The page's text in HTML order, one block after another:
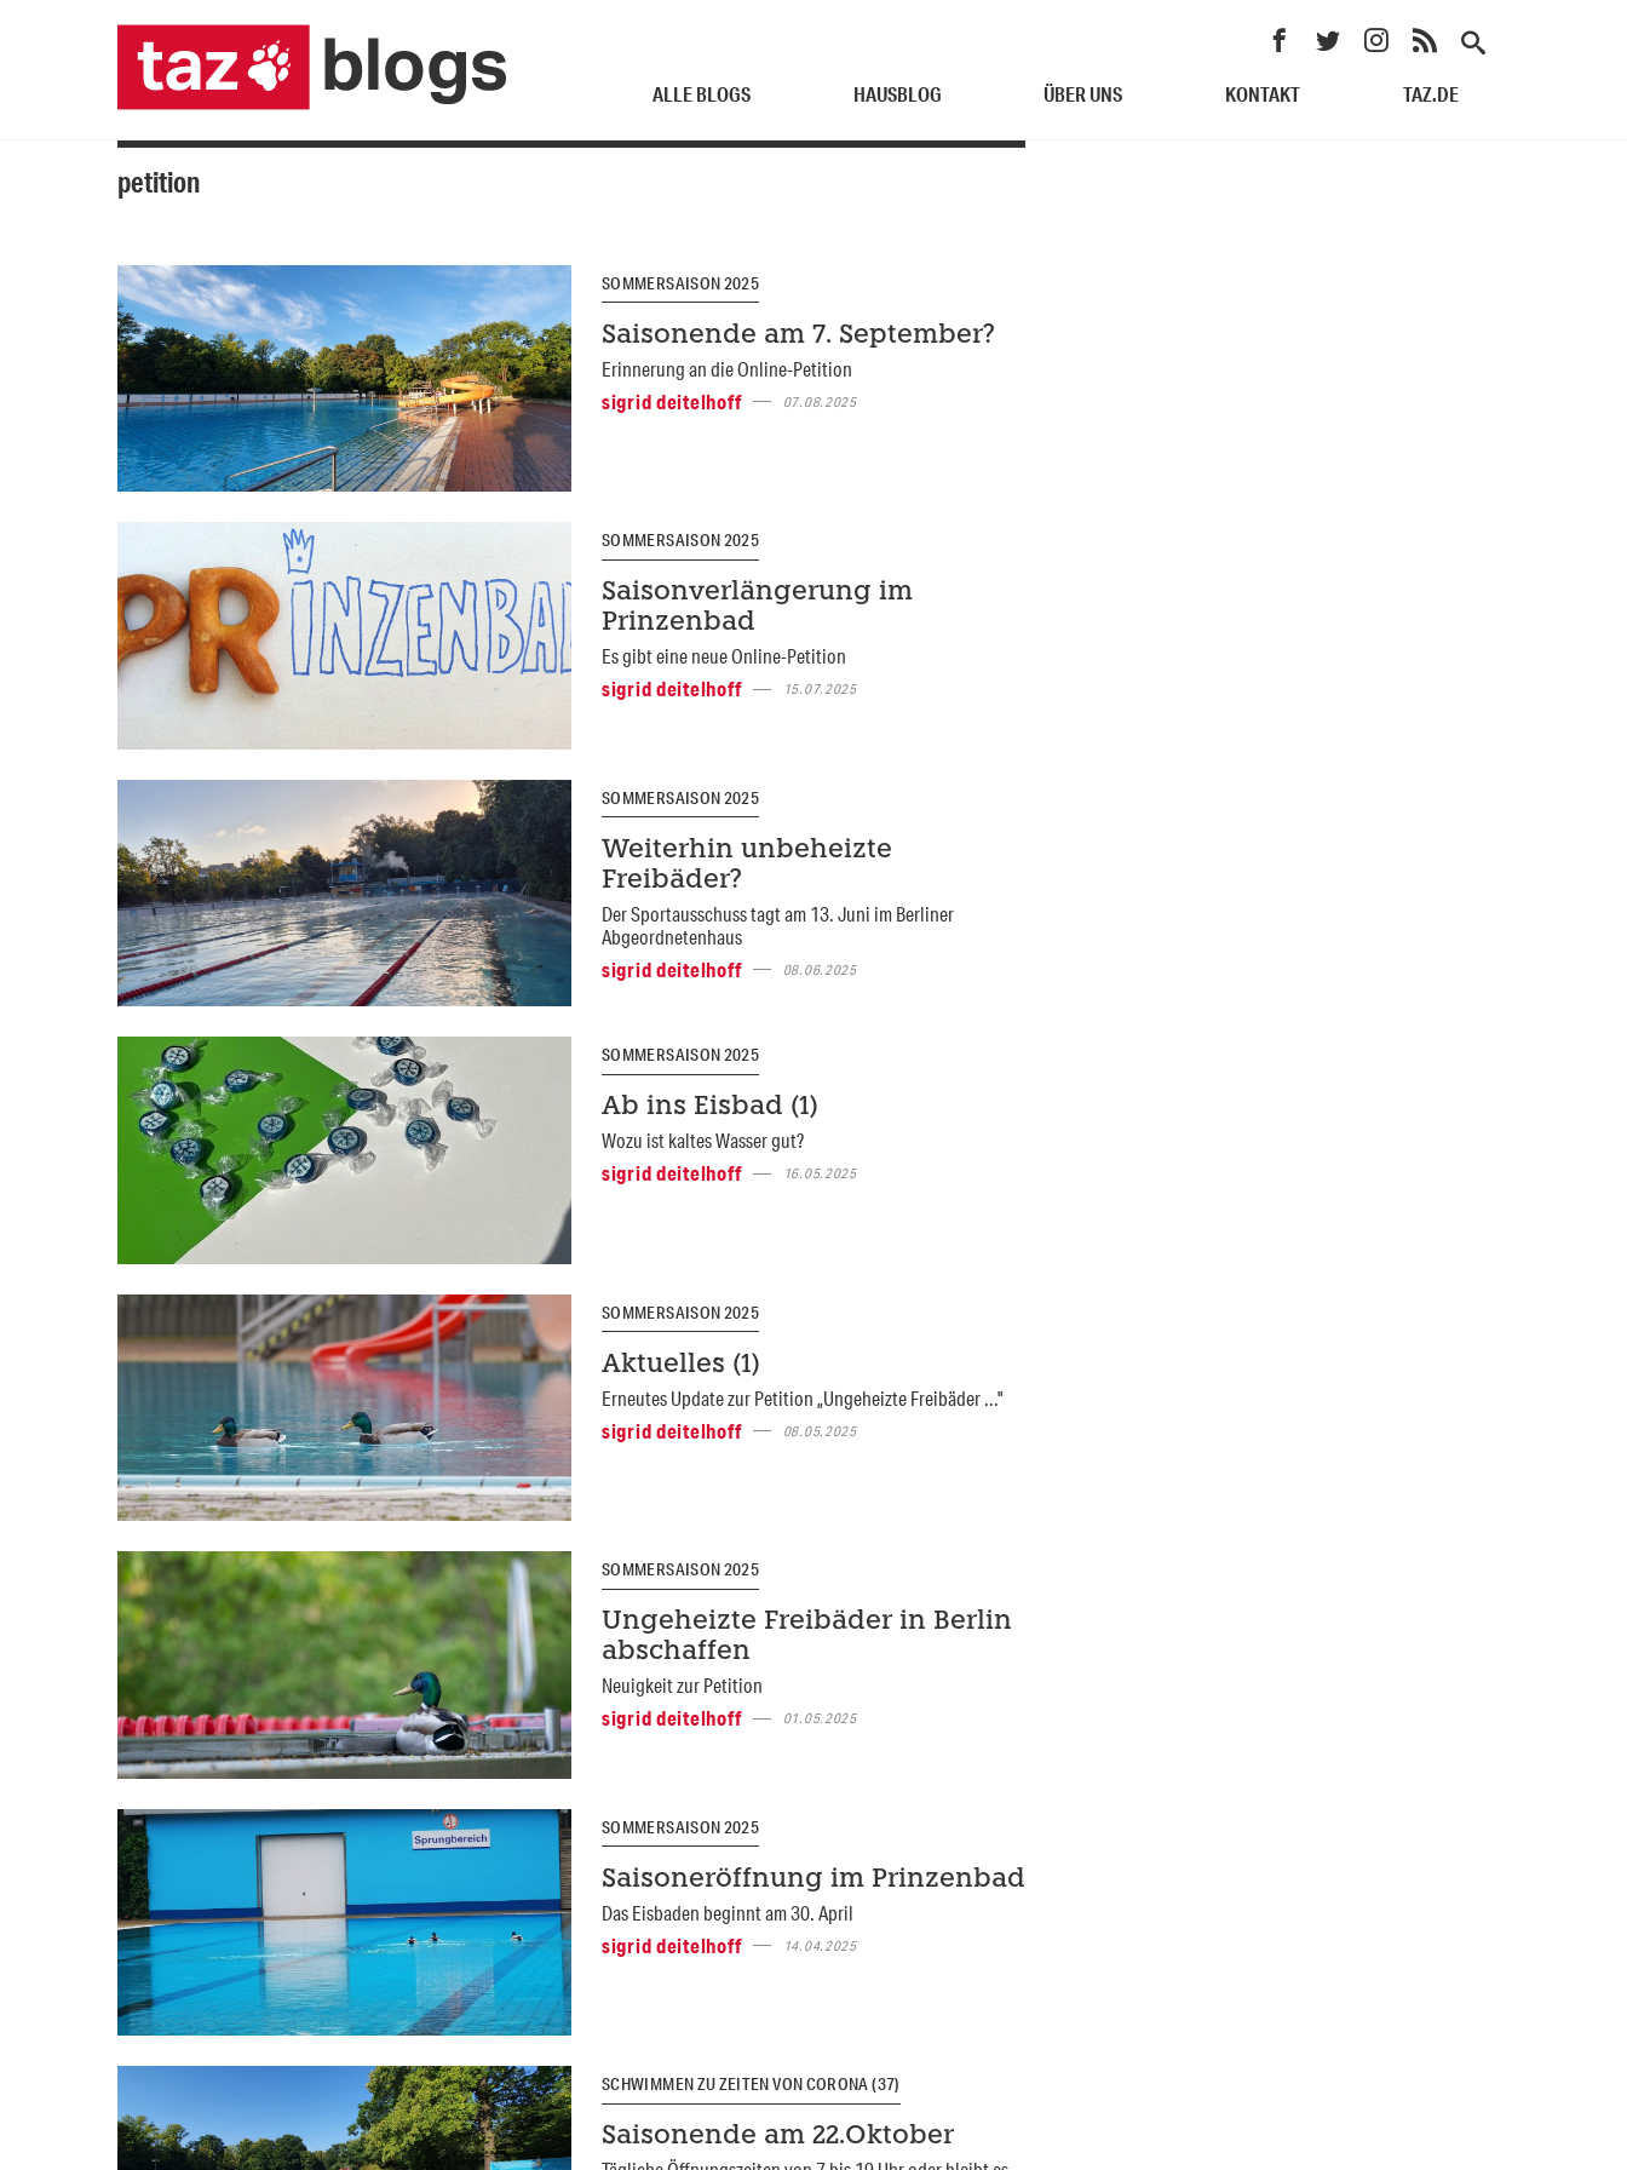
ALLE BLOGS HAUSBLOG ÜBER UNS KONTAKT TAZ.DE
petition
SOMMERSAISON 2025
Saisonende am 7. September?
Erinnerung an die Online-Petition
sigrid deitelhoff
07.08.2025
SOMMERSAISON 2025
Saisonverlängerung im
Prinzenbad
Es gibt eine neue Online-Petition
sigrid deitelhoff
15.07.2025
SOMMERSAISON 2025
Weiterhin unbeheizte
Freibäder?
Der Sportausschuss tagt am 13. Juni im Berliner
Abgeordnetenhaus
sigrid deitelhoff
08.06.2025
SOMMERSAISON 2025
Ab ins Eisbad (1)
Wozu ist kaltes Wasser gut?
sigrid deitelhoff
16.05.2025
SOMMERSAISON 2025
Aktuelles (1)
Erneutes Update zur Petition „Ungeheizte Freibäder ..."
sigrid deitelhoff
08.05.2025
SOMMERSAISON 2025
Ungeheizte Freibäder in Berlin
abschaffen
Neuigkeit zur Petition
sigrid deitelhoff
01.05.2025
SOMMERSAISON 2025
Saisoneröffnung im Prinzenbad
Das Eisbaden beginnt am 30. April
sigrid deitelhoff
14.04.2025
SCHWIMMEN ZU ZEITEN VON CORONA (37)
Saisonende am 22.Oktober